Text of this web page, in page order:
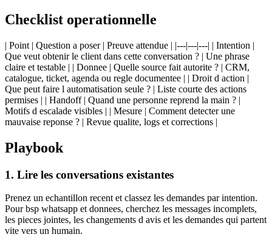
Checklist operationnelle
| Point | Question a poser | Preuve attendue | |---|---|---| | Intention |
Que veut obtenir le client dans cette conversation ? | Une phrase
claire et testable | | Donnee | Quelle source fait autorite ? | CRM,
catalogue, ticket, agenda ou regle documentee | | Droit d action |
Que peut faire l automatisation seule ? | Liste courte des actions
permises | | Handoff | Quand une personne reprend la main ? |
Motifs d escalade visibles | | Mesure | Comment detecter une
mauvaise reponse ? | Revue qualite, logs et corrections |
Playbook
1. Lire les conversations existantes
Prenez un echantillon recent et classez les demandes par intention.
Pour bsp whatsapp et donnees, cherchez les messages incomplets,
les pieces jointes, les changements d avis et les demandes qui partent
vite vers un humain.